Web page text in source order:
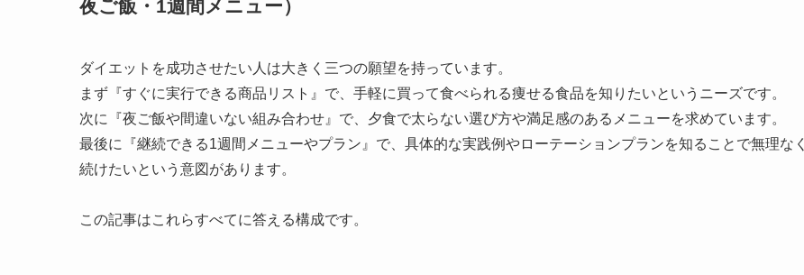
夜ご飯・1週間メニュー）
ダイエットを成功させたい人は大きく三つの願望を持っています。
まず『すぐに実行できる商品リスト』で、手軽に買って食べられる痩せる食品を知りたいというニーズです。
次に『夜ご飯や間違いない組み合わせ』で、夕食で太らない選び方や満足感のあるメニューを求めています。
最後に『継続できる1週間メニューやプラン』で、具体的な実践例やローテーションプランを知ることで無理なく
続けたいという意図があります。
この記事はこれらすべてに答える構成です。